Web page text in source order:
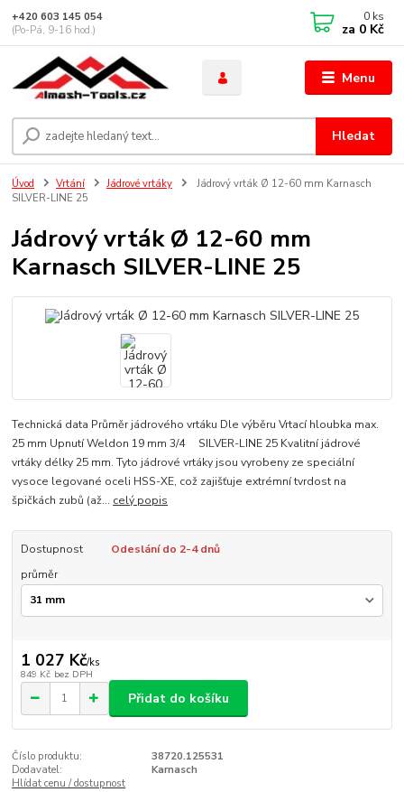
Menu
Hledat
+420 603 145 054
(Po-Pá, 9-16 hod.)
0 ks
za 0 Kč
Úvod Vrtání Jádrové vrtáky
Jádrový vrták Ø 12-60 mm Karnasch
SILVER-LINE 25
Jádrový vrták Ø 12-60 mm
Karnasch SILVER-LINE 25
Technická data Průměr jádrového vrtáku Dle výběru Vrtací hloubka max.
25 mm Upnutí Weldon 19 mm 3/4 SILVER-LINE 25 Kvalitní jádrové
vrtáky délky 25 mm. Tyto jádrové vrtáky jsou vyrobeny ze speciální
vysoce legované oceli HSS-XE, což zajišťuje extrémní tvrdost na
špičkách zubů (až... celý popis
Dostupnost
Odeslání do 2-4 dnů
průměr
1 027 Kč/ks
849 Kč bez DPH
Přidat do košíku
Číslo produktu:
38720.125531
Dodavatel:
Karnasch
Hlídat cenu / dostupnost